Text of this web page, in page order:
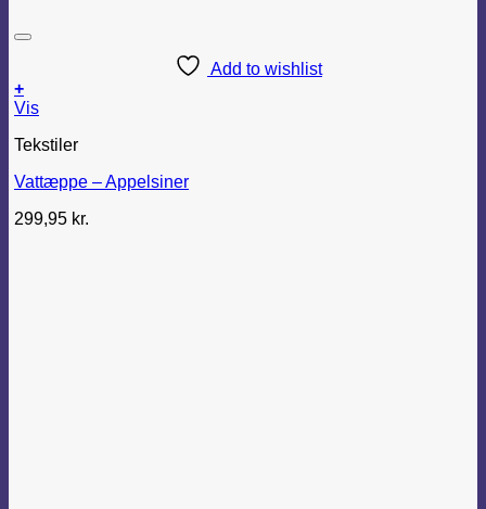
Add to wishlist
+
Vis
Tekstiler
Vattæppe – Appelsiner
299,95 kr.